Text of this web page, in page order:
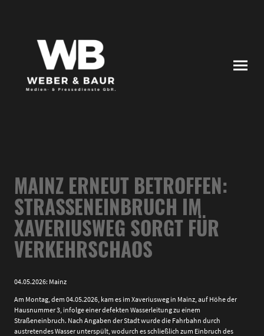
MAINZ ERNEUT BETROFFEN:
STRASSENEINBRUCH IM X
AVERIUSWEG SORGT FÜR V
ERKEHRSCHAOS
04.05.2026: Mainz
Am Montag, dem 04.05.2026, kam es im Xaveriusweg in Mainz , auf Höhe der
Hausnummer 3, infolge einer defekten Wasserleitung zu einem
Straßeneinbruch. Nach Angaben der Stadt wurde die Fahrbahn durch
austretendes Wasser unterspült, wodurch es schließlich zum Einbruch des